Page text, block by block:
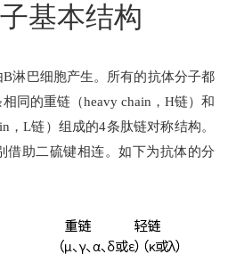
基本结构
淋巴细胞产生。所有的抗体分子都
同的重链（heavy chain，H链）和
，L链）组成的4条肽链对称结构。
借助二硫键相连。如下为抗体的分